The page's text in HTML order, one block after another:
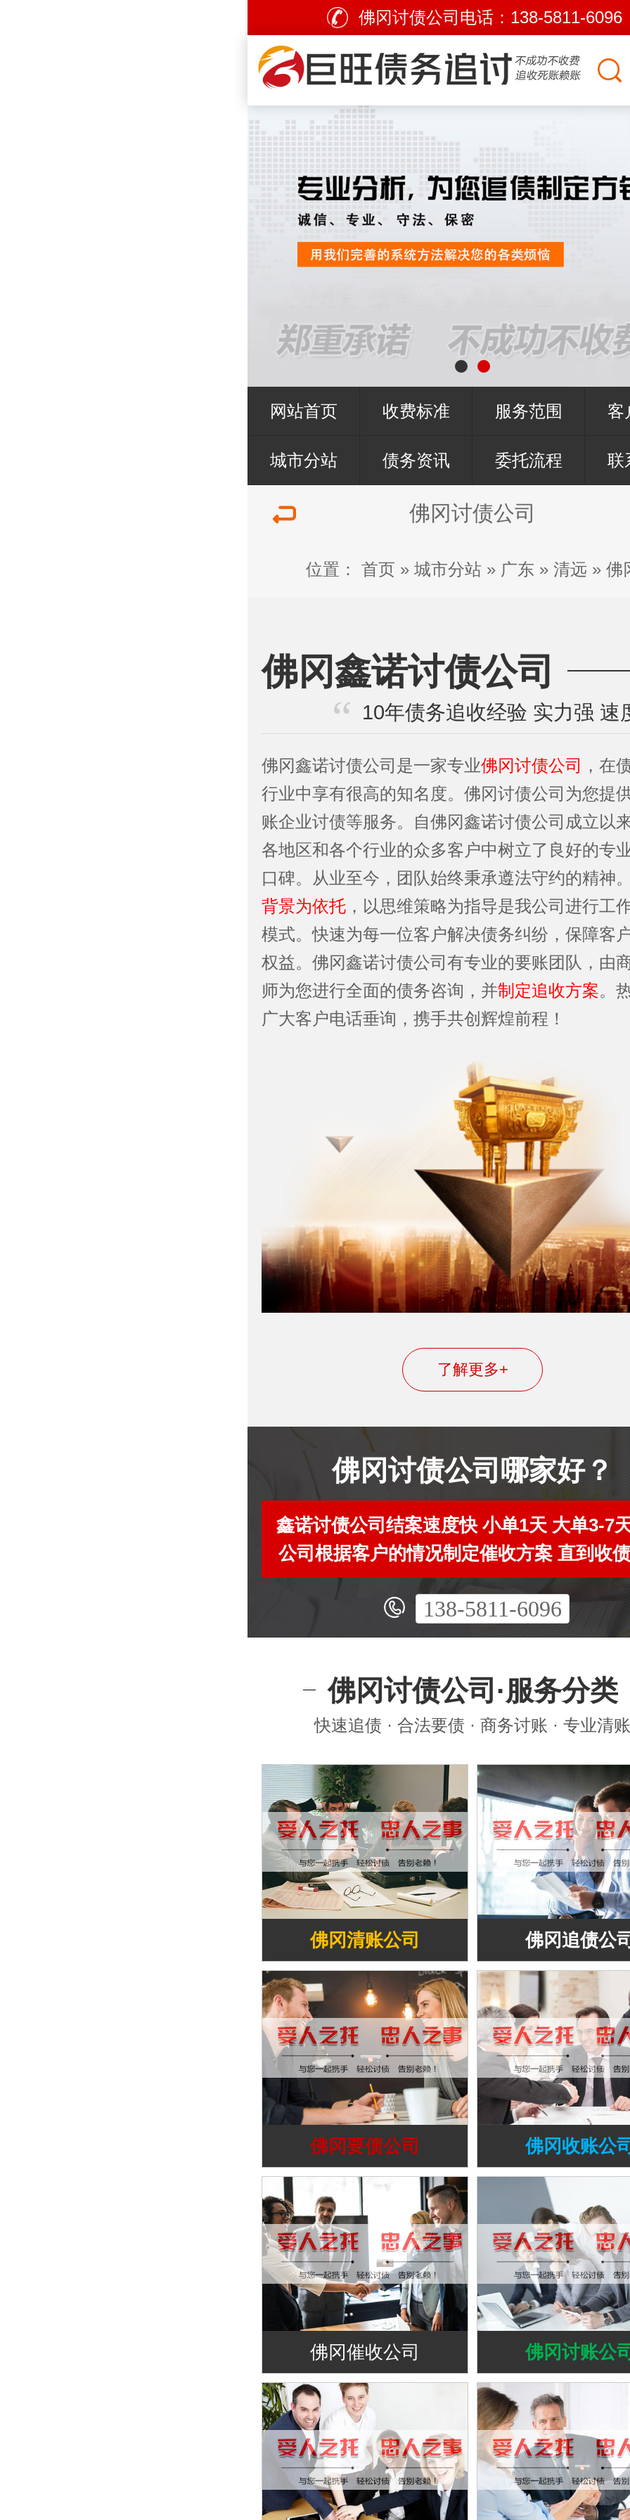
佛冈讨债公司电话： 138-5811-6096
网站首页 收费标准 服务范围 客
城市分站 债务资讯 委托流程 联
佛冈讨债公司
位置： 首页 » 城市分站» 广东 » 清远 » 佛
佛冈鑫诺讨债公司
10年债务追收经验 实力强 速
佛冈鑫诺讨债公司是一家专业佛冈讨债公司 ，在
行业中享有很高的知名度。佛冈讨债公司为您提
账企业讨债等服务。自佛冈鑫诺讨债公司成立以
各地区和各个行业的众多客户中树立了良好的专
口碑。从业至今，团队始终秉承遵法守约的精神
背景为依托 ，以思维策略为指导是我公司进行工
模式。快速为每一位客户解决债务纠纷，保障客
权益。佛冈鑫诺讨债公司有专业的要账团队，由
师为您进行全面的债务咨询，并制定追收方案。
广大客户电话垂询，携手共创辉煌前程！
了解更多+
佛冈讨债公司哪家好？
鑫诺讨债公司结案速度快 小单1天 大单3-7
公司根据客户的情况制定催收方案 直到收
138-5811-6096
佛冈讨债公司·服务分类
快速追债 · 合法要债 · 商务讨账 · 专业清账
佛冈清账公司 佛冈追债公
佛冈要债公司 佛冈收账公
佛冈催收公司 佛冈讨账公